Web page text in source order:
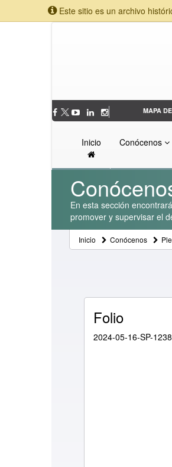
Este sitio es un archivo
MAPA
Inicio Conócenos
En esta sección
promover y supervisar el
Inicio Conócenos
Folio
2024-05-16-SP-